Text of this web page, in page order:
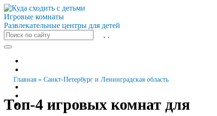
Игровые комнаты
Развлекательные центры для детей
Санкт-Петербург
Казань
Главная » Санкт-Петербург и Ленинградская область
Топ-4 игровых комнат для